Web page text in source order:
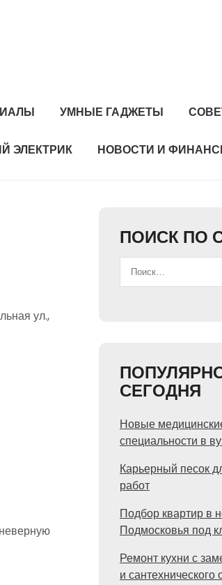
УМНЫЕ ГАДЖЕТЫ
ЭЛЕКТРИК НОВОСТИ И
ул.,
ПОИСК ПО
СЕГОДНЯ
Новые
специальности в
Карьерный песок
работ
Подбор квартир в
Подмосковья под
Ремонт кухни с
и сантехнического